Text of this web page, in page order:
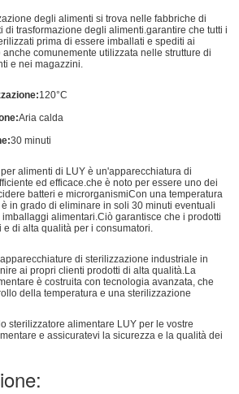
degli alimenti si trova nelle fabbriche di
trasformazione degli alimenti.garantire che tutti i
prima di essere imballati e spediti ai
comunemente utilizzata nelle strutture di
e nei magazzini.
120°C
Aria calda
30 minuti
alimenti di LUY è un'apparecchiatura di
ed efficace.che è noto per essere uno dei
batteri e microrganismiCon una temperatura
in grado di eliminare in soli 30 minuti eventuali
alimentari.Ciò garantisce che i prodotti
di alta qualità per i consumatori.
di sterilizzazione industriale in
ai propri clienti prodotti di alta qualità.La
è costruita con tecnologia avanzata, che
della temperatura e una sterilizzazione
sterilizzatore alimentare LUY per le vostre
e assicuratevi la sicurezza e la qualità dei